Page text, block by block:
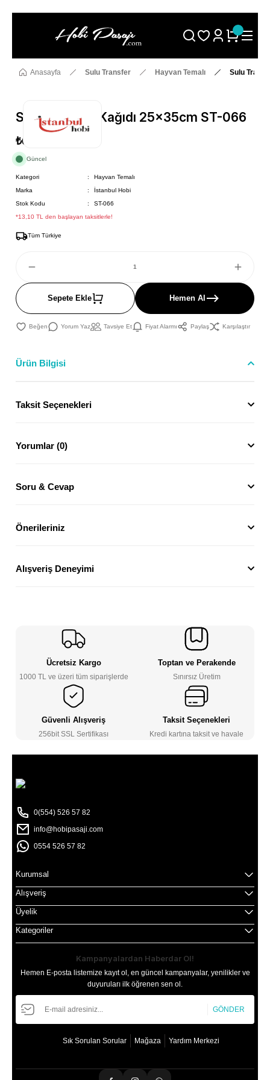
Anasayfa Sulu Transfer Hayvan Temalı Sulu
Sulu Transfer Kağıdı 25x35cm ST-066
₺69
Güncel
Kategori
Hayvan Temalı
Marka
İstanbul Hobi
Stok Kodu
ST-066
*13,10 TL den başlayan taksitlerle!
Tüm Türkiye
Sepete Ekle Hemen Al
Yorum Yaz Tavsiye Et Fiyat Alarmı Paylaş Karşılaştır
Ürün Bilgisi
Taksit Seçenekleri
Yorumlar (0)
Soru & Cevap
Önerileriniz
Alışveriş Deneyimi
Ücretsiz Kargo
1000 TL ve üzeri tüm siparişlerde
Toptan ve Perakende
Sınırsız Üretim
Güvenli Alışveriş
256bit SSL Sertifikası
Taksit Seçenekleri
Kredi kartına taksit ve havale
0(554) 526 57 82
info@hobipasaji.com
0554 526 57 82
Kurumsal
Alışveriş
Üyelik
Kategoriler
Kampanyalardan Haberdar Ol!
Hemen E-posta listemize kayıt ol, en güncel kampanyalar, yenilikler ve
duyuruları ilk öğrenen sen ol.
GÖNDER
Sık Sorulan Sorular Mağaza Yardım Merkezi